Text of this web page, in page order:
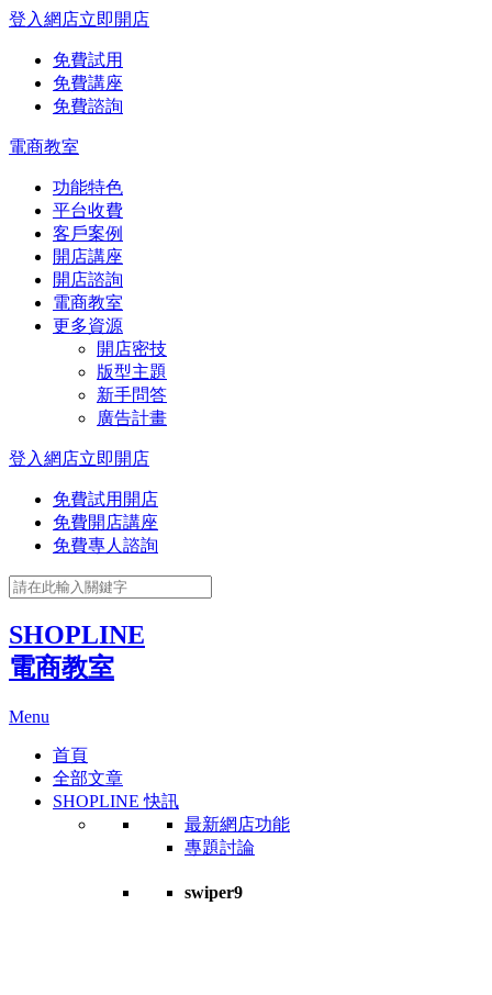
登入網店立即開店
免費試用
免費講座
免費諮詢
電商教室
功能特色
平台收費
客戶案例
開店講座
開店諮詢
電商教室
更多資源
開店密技
版型主題
新手問答
廣告計畫
登入網店立即開店
免費試用開店
免費開店講座
免費專人諮詢
SHOPLINE
電商教室
Menu
首頁
全部文章
SHOPLINE 快訊
最新網店功能
專題討論
swiper9